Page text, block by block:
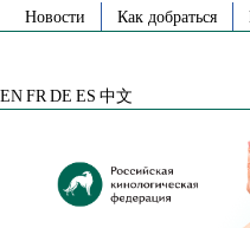
SkipНовости Как добраться
EN FR DE ES 中文